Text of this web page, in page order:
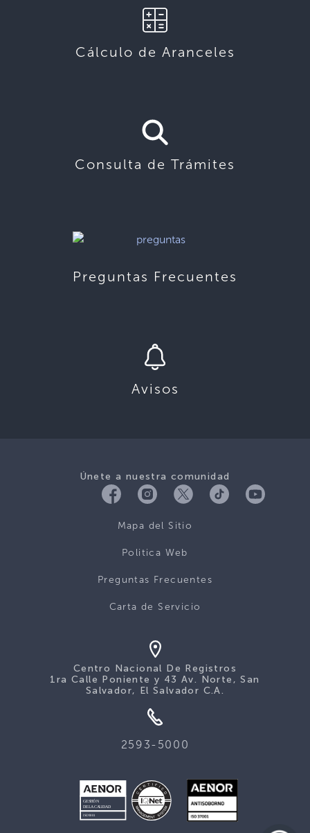
Cálculo de Aranceles
Consulta de Trámites
Preguntas Frecuentes
Avisos
Únete a nuestra comunidad
Mapa del Sitio
Politica Web
Preguntas Frecuentes
Carta de Servicio
Centro Nacional De Registros
1ra Calle Poniente y 43 Av. Norte, San
Salvador, El Salvador C.A.
2593-5000